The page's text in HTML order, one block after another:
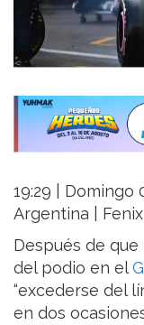
19:29 | Domingo
Argentina |
Después de
del podio en el
“excederse del
en dos